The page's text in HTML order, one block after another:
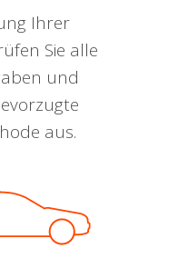
Ihrer
Sie alle
und
aus.